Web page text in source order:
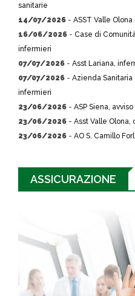
sanitarie
14/07/2026 - ASST Valle
16/06/2026 - Case di
infermieri
07/07/2026 - Asst Lariana,
07/07/2026 - Azienda
infermieri
23/06/2026 - ASP Siena,
23/06/2026 - Asst Valle Olona,
23/06/2026 - AO S. Camillo
ASSICURAZIONE